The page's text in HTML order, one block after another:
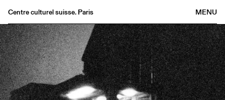
MENU
Centre culturel suisse. Paris
Agenda
Bookshop
Buvette
Archives
Medias